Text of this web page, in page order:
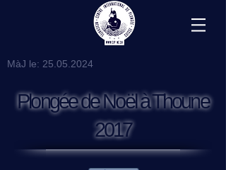
MàJ le: 25.05.2024
Plongée de Noël à Thoune
2017